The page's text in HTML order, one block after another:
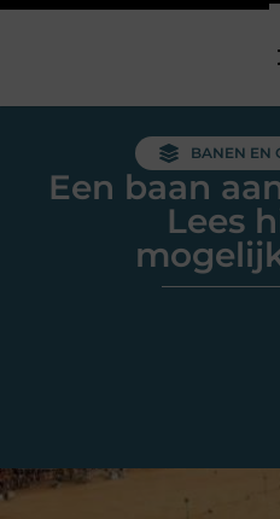
BANEN EN
Een baan
Lees